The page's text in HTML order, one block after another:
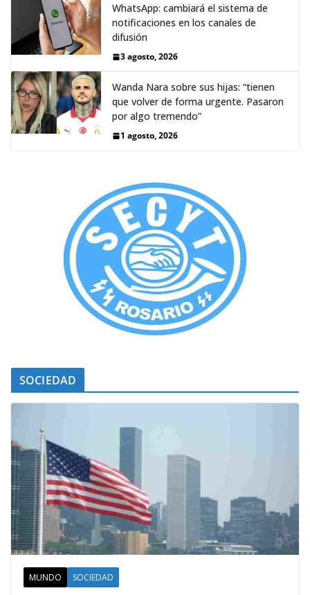
WhatsApp: cambiará el sistema de
notificaciones en los canales de
difusión
3 agosto, 2026
Wanda Nara sobre sus hijas: “tienen
que volver de forma urgente. Pasaron
por algo tremendo”
1 agosto, 2026
SOCIEDAD
MUNDO SOCIEDAD